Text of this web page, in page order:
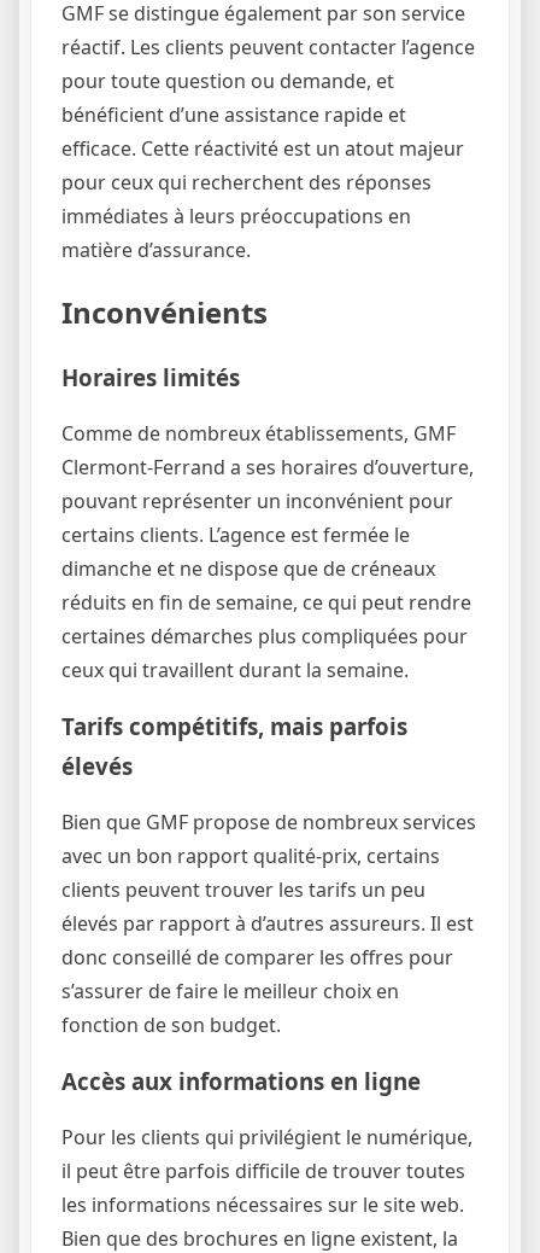
GMF se distingue également par son service
réactif. Les clients peuvent contacter l’agence
pour toute question ou demande, et
bénéficient d’une assistance rapide et
efficace. Cette réactivité est un atout majeur
pour ceux qui recherchent des réponses
immédiates à leurs préoccupations en
matière d’assurance.
Inconvénients
Horaires limités
Comme de nombreux établissements, GMF
Clermont-Ferrand a ses horaires d’ouverture,
pouvant représenter un inconvénient pour
certains clients. L’agence est fermée le
dimanche et ne dispose que de créneaux
réduits en fin de semaine, ce qui peut rendre
certaines démarches plus compliquées pour
ceux qui travaillent durant la semaine.
Tarifs compétitifs, mais parfois
élevés
Bien que GMF propose de nombreux services
avec un bon rapport qualité-prix, certains
clients peuvent trouver les tarifs un peu
élevés par rapport à d’autres assureurs. Il est
donc conseillé de comparer les offres pour
s’assurer de faire le meilleur choix en
fonction de son budget.
Accès aux informations en ligne
Pour les clients qui privilégient le numérique,
il peut être parfois difficile de trouver toutes
les informations nécessaires sur le site web.
Bien que des brochures en ligne existent, la